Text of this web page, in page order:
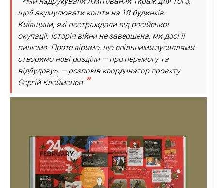
щоб акумулювати кошти на 18 будинків
Київщини, які постраждали від російської
окупації. Історія війни не завершена, ми досі її
пишемо. Проте віримо, що спільними зусиллями
створимо нові розділи — про перемогу та
відбудову», — розповів координатор проєкту
Сергій Клейменов.